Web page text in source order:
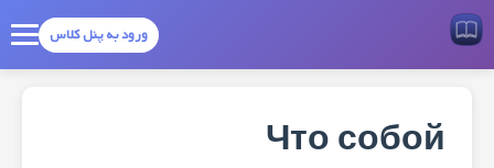
ورود به پنل کلاس
Что собой